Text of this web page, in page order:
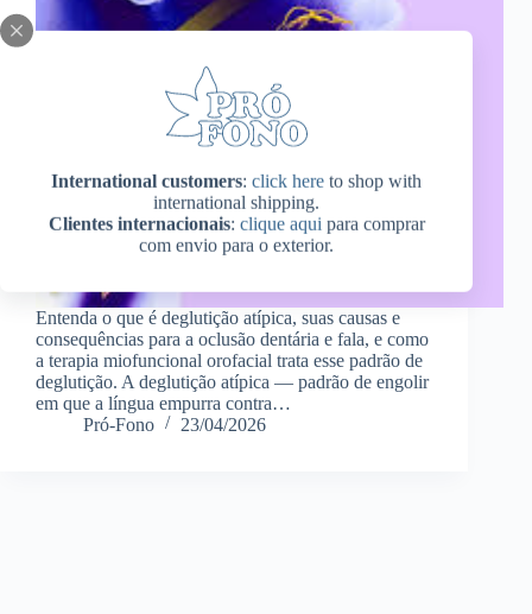
International customers: click here to shop with
international shipping.
Clientes internacionais: clique aqui para comprar
com envio para o exterior.
Entenda o que é deglutição atípica, suas causas e
consequências para a oclusão dentária e fala, e como
a terapia miofuncional orofacial trata esse padrão de
deglutição. A deglutição atípica — padrão de engolir
em que a língua empurra contra…
Pró-Fono
23/04/2026